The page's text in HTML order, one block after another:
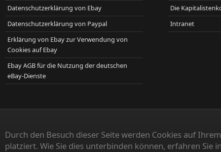
Datenschutzerklärung von Ebay
Datenschutzerklärung von Paypal
Erklärung von Ebay zur Verwendung von
Cookies auf Ebay
Ebay AGB für die Nutzung der deutschen
eBay-Dienste
Die
Intranet
Durch den Besuch dieser Seite werden Cookies auf
platziert. Wie Sie dies unterbinden können, erfahren Sie